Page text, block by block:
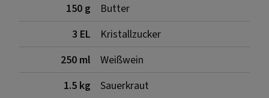
150 g
Butter
3 EL
Kristallzucker
250 ml
Weißwein
1.5 kg
Sauerkraut